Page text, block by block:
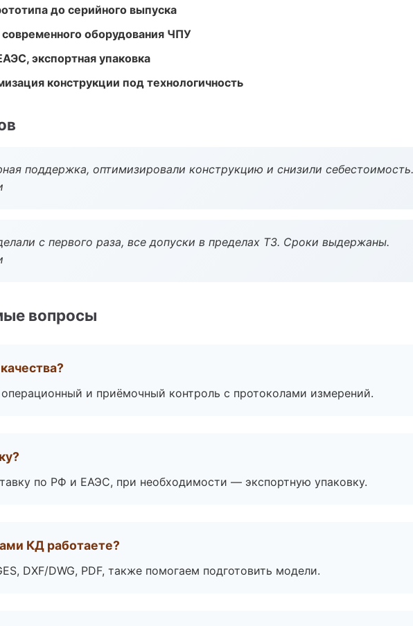
до серийного выпуска
оборудования ЧПУ
экспортная упаковка
конструкции под технологичность
поддержка, оптимизировали конструкцию и снизили себестоимость.
с первого раза, все допуски в пределах ТЗ. Сроки выдержаны.
вопросы
и приёмочный контроль с протоколами измерений.
по РФ и ЕАЭС, при необходимости — экспортную упаковку.
КД работаете?
DXF/DWG, PDF, также помогаем подготовить модели.